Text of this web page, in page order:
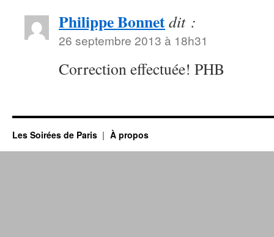
Philippe Bonnetdit :
26 septembre 2013 à 18h31
Correction effectuée! PHB
Les Soirées de Paris À propos